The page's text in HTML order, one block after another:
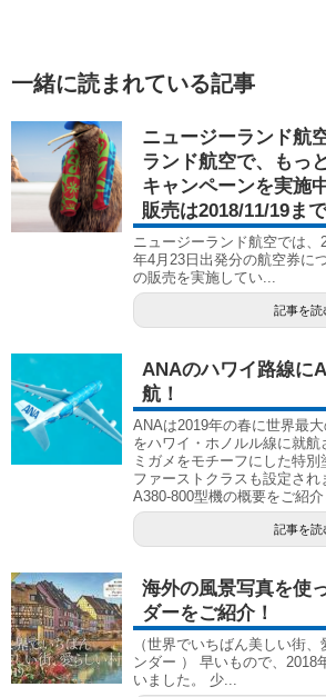
一緒に読まれている記事
ニュージーランド航
ランド航空で、もっ
キャンペーンを実
販売は2018/11/19まで
ニュージーランド航空では、
年4月23日出発分の航空券に
の販売を実施してい...
記事を読
ANAのハワイ路線に
航！
ANAは2019年の春に世界最
をハワイ・ホノルル線に就航
ミガメをモチーフにした特
ファーストクラスも設定さ
A380-800型機の概要をご紹介
記事を読
海外の風景写真を使
ダーをご紹介！
（世界でいちばん美しい街
ンダー ） 早いもので、2018
いました。 少...